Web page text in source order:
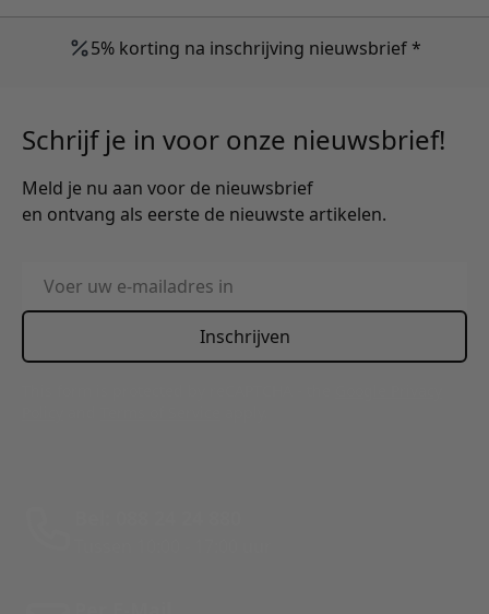
5% korting na inschrijving nieuwsbrief *
Schrijf je in voor onze nieuwsbrief!
Meld je nu aan voor de nieuwsbrief
en ontvang als eerste de nieuwste artikelen.
E-mailadres
Inschrijven